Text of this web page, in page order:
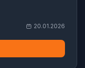
20.01.2026